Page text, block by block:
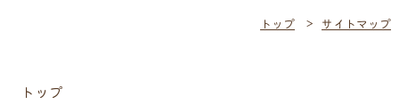
トップ サイトマップ
トップ